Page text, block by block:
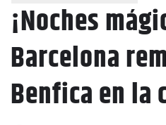
¡Noches
Barcelona
Benfica en la